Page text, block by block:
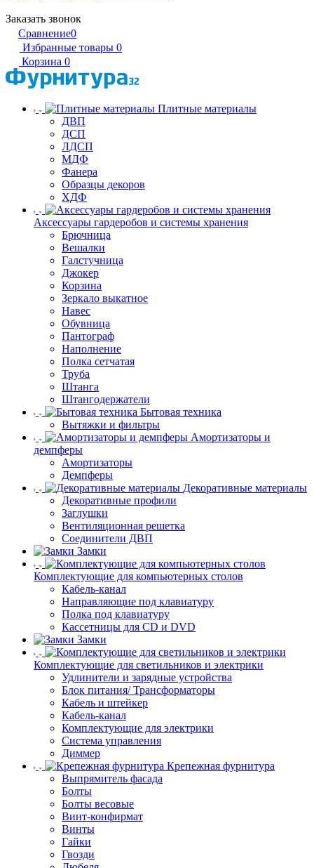
Заказать звонок
Сравнение0
Избранные товары 0
Корзина 0
Плитные материалы
ДВП
ДСП
ЛДСП
МДФ
Фанера
Образцы декоров
ХДФ
Аксессуары гардеробов и системы хранения
Брючница
Вешалки
Галстучница
Джокер
Корзина
Зеркало выкатное
Навес
Обувница
Пантограф
Наполнение
Полка сетчатая
Труба
Штанга
Штангодержатели
Бытовая техника
Вытяжки и фильтры
Амортизаторы и
демпферы
Амортизаторы
Демпферы
Декоративные материалы
Декоративные профили
Заглушки
Вентиляционная решетка
Соединители ДВП
Замки
Комплектующие для компьютерных столов
Кабель-канал
Направляющие под клавиатуру
Полка под клавиатуру
Кассетницы для CD и DVD
Замки
Комплектующие для светильников и электрики
Удлинители и зарядные устройства
Блок питания/ Трансформаторы
Кабель и штейкер
Кабель-канал
Комплектующие для электрики
Система управления
Диммер
Крепежная фурнитура
Выпрямитель фасада
Болты
Болты весовые
Винт-конфирмат
Винты
Гайки
Гвозди